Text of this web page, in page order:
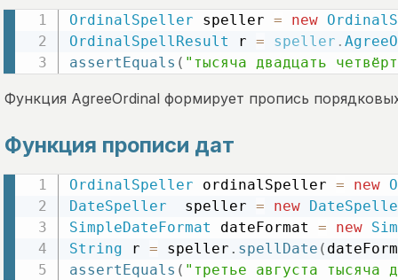
OrdinalSpeller speller = new
OrdinalSpellResult r = speller .
assertEquals ( "тысяча двадцать
Функция AgreeOrdinal формирует пропись
Функция прописи дат
OrdinalSpeller ordinalSpeller = new
DateSpeller
  speller
= new
SimpleDateFormat dateFormat = new
String r = speller . spellDate (
assertEquals ( "третье августа тысяча